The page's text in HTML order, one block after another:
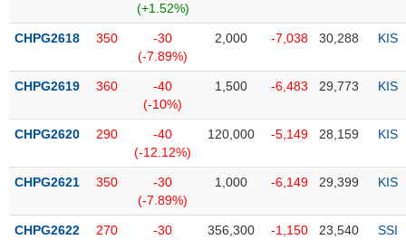
sơ
doanh
Tin
sự
Tài
Tâm
(+1.52%)
CHPG2618 350
-30
(-7.89%)
2,000 -7,038 30,288 KIS
CHPG2619 360
-40
(-10%)
1,500 -6,483 29,773 KIS
CHPG2620 290
-40
(-12.12%)
120,000 -5,149 28,159 KIS
CHPG2621 350
-30
(-7.89%)
1,000 -6,149 29,399 KIS
CHPG2622 270
-30
356,300 -1,150 23,540 SSI
VẬT
CÔNG